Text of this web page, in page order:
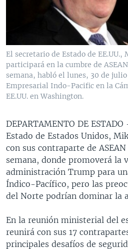
VENEZUELA
NICARAGUA
ECONOMÍA
ENTRETENIMIENTO Y CULTURA
TECNOLOGÍA
DEPORTES
CIENCIA Y SALUD
FOTOGRAFÍA
AUDIOS
EL MUNDO AL DÍA
FORO INTERAMERICANO
VISIÓN 360
LAS CLAVES
RADIO
AVANCE INFORMATIVO
AUDIONOTICIAS
BUENOS DÍAS AMÉRICA
EL MUNDO AL DÍA [RADIO]
FORO [RADIO]
DEPORTIVO INTERNACIONAL
NOTA ECONÓMICA
DIRECT
DOCUMENTALES DE LA VOA
SÍGANOS
Idiomas
El secretario de Estado de EE.UU.,
participará en la cumbre de
semana, habló el lunes, 30 de julio
Empresarial Indo-Pacific en la
EE.UU. en Washington.
DEPARTAMENTO DE
Estado de Estados Unidos,
con sus contraparte de
semana, donde promoverá la
administración Trump para
Índico-Pacífico, pero las
del Norte podrían dominar la
En la reunión ministerial del
reunirá con sus 17
principales desafíos de